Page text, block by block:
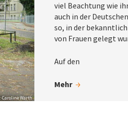
Caroline Warth
viel Beachtung wie
auch in der
so, in der
von Frauen gelegt
Auf den
Mehr